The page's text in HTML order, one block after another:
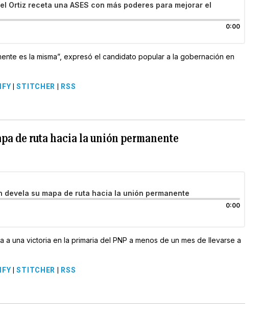
Ortiz receta una ASES con más poderes para mejorar el
0:00
es la misma”, expresó el candidato popular a la gobernación en
|STITCHER RSS
de ruta hacia la unión permanente
devela su mapa de ruta hacia la unión permanente
0:00
una victoria en la primaria del PNP a menos de un mes de llevarse a
|STITCHER RSS